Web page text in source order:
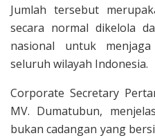
Jumlah tersebut
secara normal dikelola
nasional untuk
seluruh wilayah Indonesia.
Corporate Secretary
MV. Dumatubun,
bukan cadangan yang